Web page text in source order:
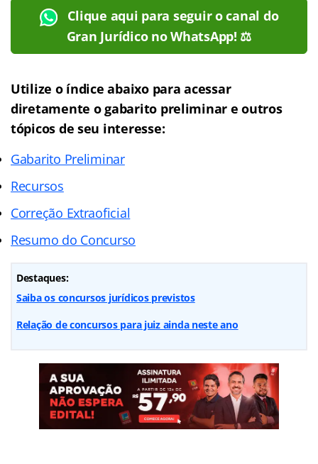
Clique aqui para seguir o canal do
Gran Jurídico no WhatsApp! ⚖️
Utilize o índice abaixo para acessar
diretamente o gabarito preliminar e outros
tópicos de seu interesse:
Gabarito Preliminar
Recursos
Correção Extraoficial
Resumo do Concurso
Destaques:
Saiba os concursos jurídicos previstos
Relação de concursos para juiz ainda neste ano